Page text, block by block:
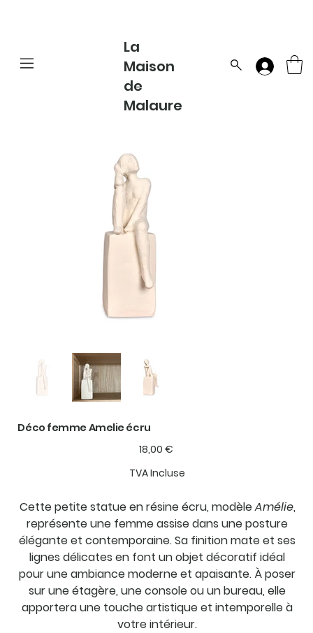
La
Maison
de
Malaure
Déco femme Amelie écru
Prix
18,00 €
TVA Incluse
Cette petite statue en résine écru, modèleAmélie,
représente une femme assise dans une posture
élégante et contemporaine. Sa finition mate et ses
lignes délicates en font un objet décoratif idéal
pour une ambiance moderne et apaisante. À poser
sur une étagère, une console ou un bureau, elle
apportera une touche artistique et intemporelle à
votre intérieur.